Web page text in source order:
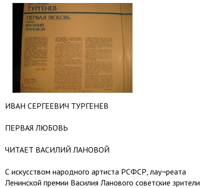
ИВАН СЕРГЕЕВИЧ ТУРГЕНЕВ
ПЕРВАЯ ЛЮБОВЬ
ЧИТАЕТ ВАСИЛИЙ ЛАНОВОЙ
С искусством народного артиста РСФСР, лау¬реата
Ленинской премии Василия Ланового советские зрители